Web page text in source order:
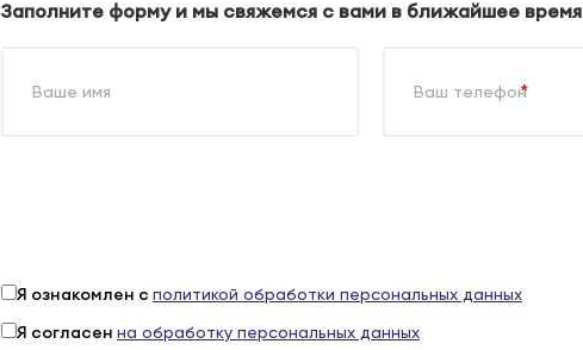
Заполните форму и мы свяжемся с вами в ближайшее время
*
Я ознакомлен с политикой обработки персональных данных
Я согласен на обработку персональных данных